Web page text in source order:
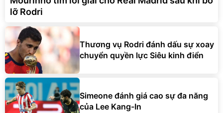
lỡ Rodri
Thương vụ Rodri đánh dấu sự xoay
chuyển quyền lực Siêu kinh điển
Simeone đánh giá cao sự đa năng
của Lee Kang-In